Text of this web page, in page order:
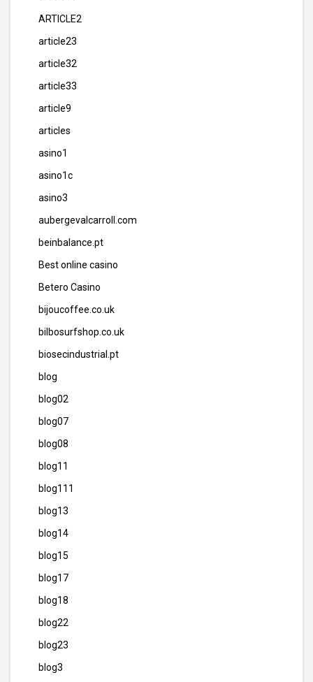
ARTICLE2
article23
article32
article33
article9
articles
asino1
asino1c
asino3
aubergevalcarroll.com
beinbalance.pt
Best online casino
Betero Casino
bijoucoffee.co.uk
bilbosurfshop.co.uk
biosecindustrial.pt
blog
blog02
blog07
blog08
blog11
blog111
blog13
blog14
blog15
blog17
blog18
blog22
blog23
blog3